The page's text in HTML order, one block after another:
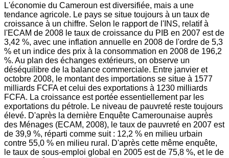
L'économie du Cameroun est diversifiée, mais a une
tendance agricole. Le pays se situe toujours à un taux de
croissance à un chiffre. Selon le rapport de l'INS, relatif à
l'ECAM de 2008 le taux de croissance du PIB en 2007 est de
3,42 %, avec une inflation annuelle en 2008 de l'ordre de 5,3
% et un indice des prix à la consommation en 2008 de 196,2
%. Au plan des échanges extérieurs, on observe un
déséquilibre de la balance commerciale. Entre janvier et
octobre 2008, le montant des importations se situe à 1577
milliards FCFA et celui des exportations à 1230 milliards
FCFA. La croissance est portée essentiellement par les
exportations du pétrole. Le niveau de pauvreté reste toujours
élevé. D'après la dernière Enquête Camerounaise auprès
des Ménages (ECAM, 2008), le taux de pauvreté en 2007 est
de 39,9 %, réparti comme suit : 12,2 % en milieu urbain
contre 55,0 % en milieu rural. D'après cette même enquête,
le taux de sous-emploi global en 2005 est de 75,8 %, et le de